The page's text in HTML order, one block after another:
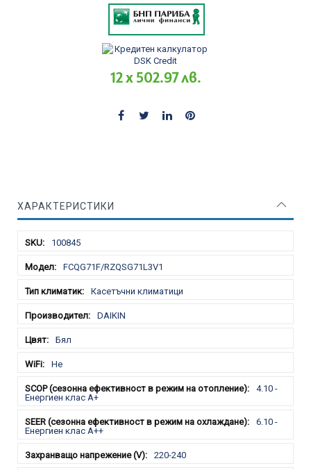
12 x 502.97 лв.
ХАРАКТЕРИСТИКИ
100845
FCQG71F/RZQSG71L3V1
Касетъчни климатици
DAIKIN
Бял
Не
4.10 -
Енергиен клас A+
6.10 -
Енергиен клас A++
220-240